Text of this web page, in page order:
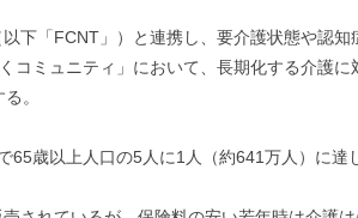
下「FCNT」）と連携し、要介護状態や認
ミュニティ」において、長期化する介護
。
歳以上人口の5人に1人（約641万人）に達